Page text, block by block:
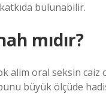
bulunabilir.
mıdır?
alim oral seksin
büyük ölçüde